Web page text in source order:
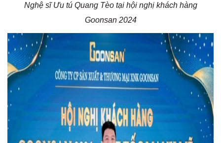
Nghệ sĩ Ưu tú Quang Tèo tại hội nghị khách hàng
Goonsan 2024